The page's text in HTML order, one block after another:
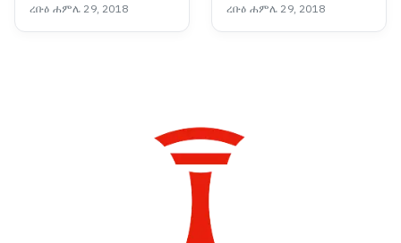
የቤኒን የዲጂታል
ትራንስፎርሜሽንና የፈጠራ
ረቡዕ ሐምሌ 29, 2018 ረቡዕ ሐምሌ 29, 2018